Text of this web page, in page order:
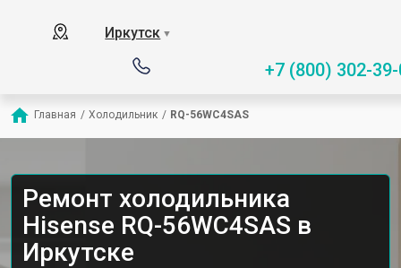
Иркутск ▼
+7 (800) 302-
Главная / Холодильник / RQ-56WC4SAS
Ремонт холодильника
Hisense RQ-56WC4SAS в
Иркутске